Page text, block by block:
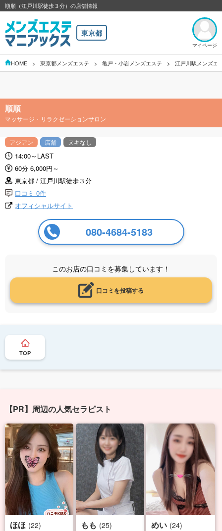
順順（江戸川駅徒歩３分）の店舗情報
東京都
マイページ
HOME 東京都メンズエステ 亀戸・小岩メンズエステ 江戸川駅メンズエ
順順
マッサージ・リラクゼーションサロン
アジアン 店舗 ヌキなし
14:00～LAST
60分 6,000円～
東京都 / 江戸川駅徒歩３分
口コミ 0件
オフィシャルサイト
080-4684-5183
このお店の口コミを募集しています！
口コミを投稿する
TOP
【PR】周辺の人気セラピスト
ほほ (22) もも (25) めい (24)